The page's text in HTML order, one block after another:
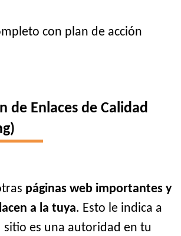
con plan de acción
de Enlaces de Calidad
páginas web importantes y
a la tuya. Esto le indica a
sitio es una autoridad en tu